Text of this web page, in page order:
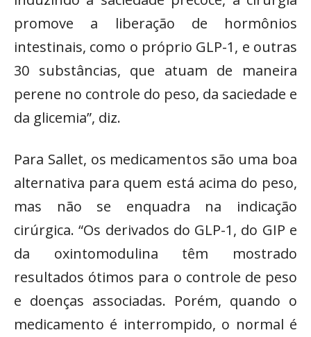
promove a liberação de hormônios
intestinais, como o próprio GLP-1, e outras
30 substâncias, que atuam de maneira
perene no controle do peso, da saciedade e
da glicemia”, diz.
Para Sallet, os medicamentos são uma boa
alternativa para quem está acima do peso,
mas não se enquadra na indicação
cirúrgica. “Os derivados do GLP-1, do GIP e
da oxintomodulina têm mostrado
resultados ótimos para o controle de peso
e doenças associadas. Porém, quando o
medicamento é interrompido, o normal é